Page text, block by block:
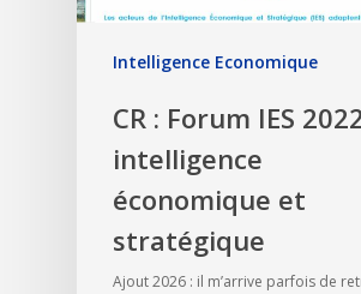
Intelligence Economique
CR : Forum IES
intelligence
économique et
stratégique
Ajout 2026 : il m’arrive parfois de